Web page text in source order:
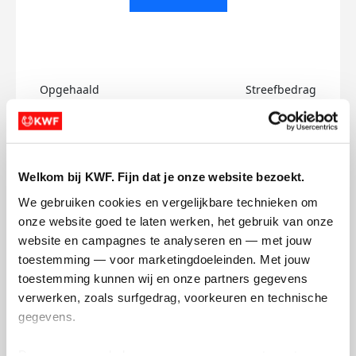
Welkom bij KWF. Fijn dat je onze website bezoekt.
We gebruiken cookies en vergelijkbare technieken om
onze website goed te laten werken, het gebruik van onze
website en campagnes te analyseren en — met jouw
toestemming — voor marketingdoeleinden. Met jouw
toestemming kunnen wij en onze partners gegevens
verwerken, zoals surfgedrag, voorkeuren en technische
gegevens.
Opgehaald
€130
Streefbedrag
€1.000
Badges